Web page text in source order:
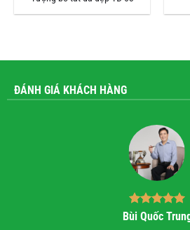
ĐÁNH GIÁ KHÁCH HÀNG
Bùi Quốc